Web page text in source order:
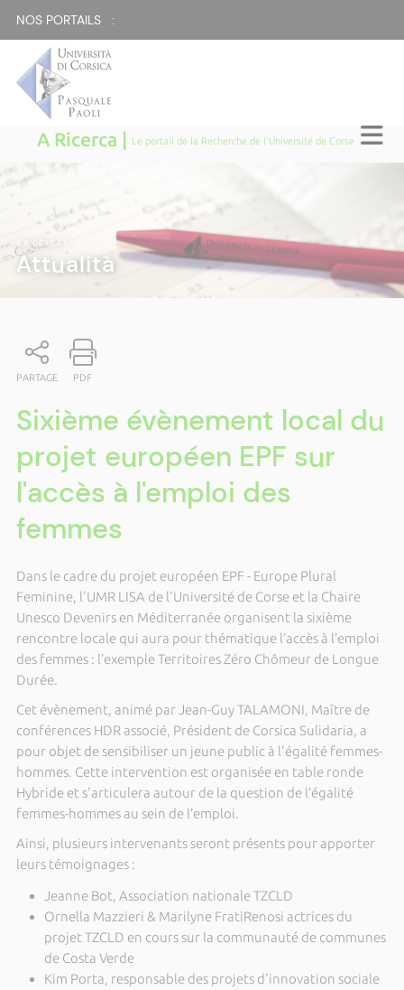
NOS PORTAILS :
A Ricerca | Le portail de la Recherche de l'Université de Corse
A RICERCA
Attualità
PARTAGE PDF
Sixième évènement local du
projet européen EPF sur
l'accès à l'emploi des
femmes
Dans le cadre du projet européen EPF - Europe Plural
Feminine, l'UMR LISA de l'Université de Corse et la Chaire
Unesco Devenirs en Méditerranée organisent la sixième
rencontre locale qui aura pour thématique l’accès à l’emploi
des femmes : l’exemple Territoires Zéro Chômeur de Longue
Durée.
Cet évènement, animé par Jean-Guy TALAMONI, Maître de
conférences HDR associé, Président de Corsica Sulidaria, a
pour objet de sensibiliser un jeune public à l'égalité femmes-
hommes. Cette intervention est organisée en table ronde
Hybride et s'articulera autour de la question de l’égalité
femmes-hommes au sein de l’emploi.
Ainsi, plusieurs intervenants seront présents pour apporter
leurs témoignages :
Jeanne Bot, Association nationale TZCLD
Ornella Mazzieri & Marilyne FratiRenosi actrices du
projet TZCLD en cours sur la communauté de communes
de Costa Verde
Kim Porta, responsable des projets d'innovation sociale